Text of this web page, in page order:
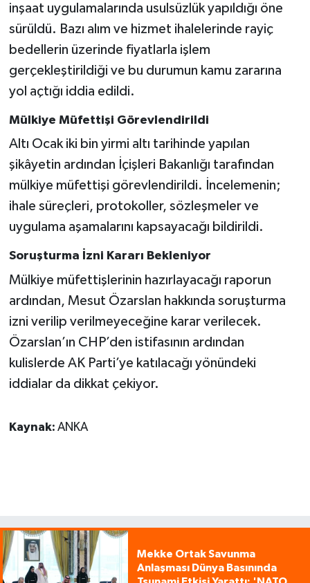
inşaat uygulamalarında usulsüzlük yapıldığı öne
sürüldü. Bazı alım ve hizmet ihalelerinde rayiç
bedellerin üzerinde fiyatlarla işlem
gerçekleştirildiği ve bu durumun kamu zararına
yol açtığı iddia edildi.
Mülkiye Müfettişi Görevlendirildi
Altı Ocak iki bin yirmi altı tarihinde yapılan
şikâyetin ardından İçişleri Bakanlığı tarafından
mülkiye müfettişi görevlendirildi. İncelemenin;
ihale süreçleri, protokoller, sözleşmeler ve
uygulama aşamalarını kapsayacağı bildirildi.
Soruşturma İzni Kararı Bekleniyor
Mülkiye müfettişlerinin hazırlayacağı raporun
ardından, Mesut Özarslan hakkında soruşturma
izni verilip verilmeyeceğine karar verilecek.
Özarslan’ın CHP’den istifasının ardından
kulislerde AK Parti’ye katılacağı yönündeki
iddialar da dikkat çekiyor.
Kaynak: ANKA
Mekke Ortak Savunma
Anlaşması Dünya Basınında